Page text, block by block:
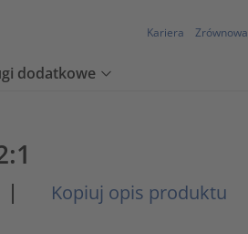
Kariera
dodatkowe
| Kopiuj opis produktu